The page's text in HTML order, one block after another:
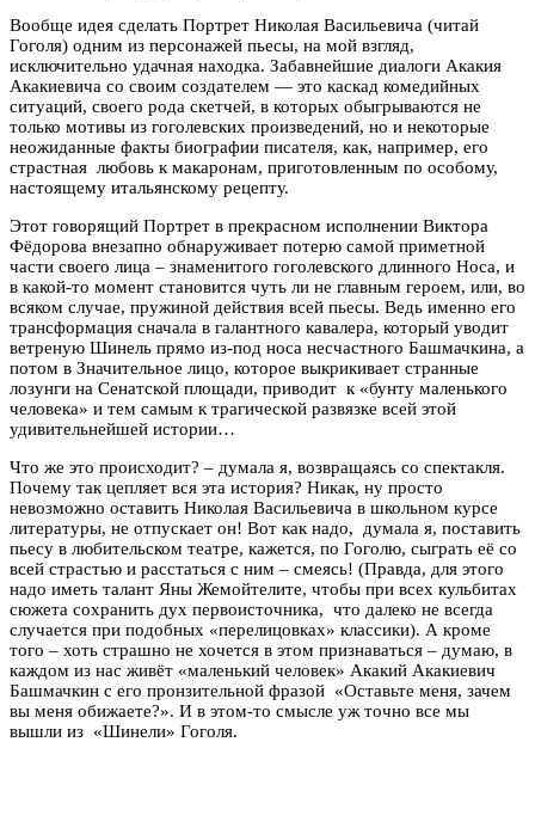
Вообще идея сделать Портрет Николая Васильевича (читай
Гоголя) одним из персонажей пьесы, на мой взгляд,
исключительно удачная находка. Забавнейшие диалоги Акакия
Акакиевича со своим создателем — это каскад комедийных
ситуаций, своего рода скетчей, в которых обыгрываются не
только мотивы из гоголевских произведений, но и некоторые
неожиданные факты биографии писателя, как, например, его
страстная любовь к макаронам, приготовленным по особому,
настоящему итальянскому рецепту.
Этот говорящий Портрет в прекрасном исполнении Виктора
Фёдорова внезапно обнаруживает потерю самой приметной
части своего лица – знаменитого гоголевского длинного Носа, и
в какой-то момент становится чуть ли не главным героем, или, во
всяком случае, пружиной действия всей пьесы. Ведь именно его
трансформация сначала в галантного кавалера, который уводит
ветреную Шинель прямо из-под носа несчастного Башмачкина, а
потом в Значительное лицо, которое выкрикивает странные
лозунги на Сенатской площади, приводит к «бунту маленького
человека» и тем самым к трагической развязке всей этой
удивительнейшей истории…
Что же это происходит? – думала я, возвращаясь со спектакля.
Почему так цепляет вся эта история? Никак, ну просто
невозможно оставить Николая Васильевича в школьном курсе
литературы, не отпускает он! Вот как надо, думала я, поставить
пьесу в любительском театре, кажется, по Гоголю, сыграть её со
всей страстью и расстаться с ним – смеясь! (Правда, для этого
надо иметь талант Яны Жемойтелите, чтобы при всех кульбитах
сюжета сохранить дух первоисточника, что далеко не всегда
случается при подобных «перелицовках» классики). А кроме
того – хоть страшно не хочется в этом признаваться – думаю, в
каждом из нас живёт «маленький человек» Акакий Акакиевич
Башмачкин с его пронзительной фразой «Оставьте меня, зачем
вы меня обижаете?». И в этом-то смысле уж точно все мы
вышли из «Шинели» Гоголя.